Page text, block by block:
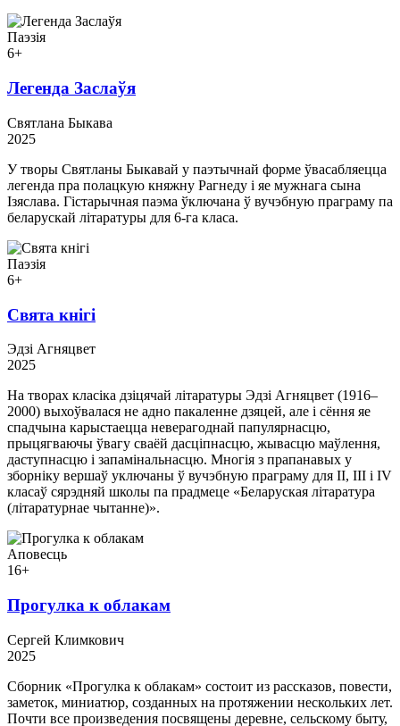
Паэзія
6+
Легенда Заслаўя
Святлана Быкава
2025
У творы Святланы Быкавай у паэтычнай форме ўвасабляецца
легенда пра полацкую княжну Рагнеду і яе мужнага сына
Ізяслава. Гістарычная паэма ўключана ў вучэбную праграму па
беларускай літаратуры для 6-га класа.
Паэзія
6+
Свята кнігі
Эдзі Агняцвет
2025
На творах класіка дзіцячай літаратуры Эдзі Агняцвет (1916–
2000) выхоўвалася не адно пакаленне дзяцей, але і сёння яе
спадчына карыстаецца неверагоднай папулярнасцю,
прыцягваючы ўвагу сваёй дасціпнасцю, жывасцю маўлення,
даступнасцю і запамінальнасцю. Многія з прапанавых у
зборніку вершаў уключаны ў вучэбную праграму для II, III і IV
класаў сярэдняй школы па прадмеце «Беларуская літаратура
(літаратурнае чытанне)».
Аповесць
16+
Прогулка к облакам
Сергей Климкович
2025
Сборник «Прогулка к облакам» состоит из рассказов, повести,
заметок, миниатюр, созданных на протяжении нескольких лет.
Почти все произведения посвящены деревне, сельскому быту,